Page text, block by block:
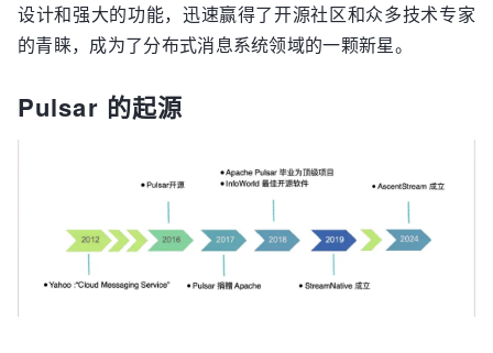
设计和强大的功能，迅速赢得了开源社区和众多技术专家
的青睐，成为了分布式消息系统领域的一颗新星。
Pulsar 的起源